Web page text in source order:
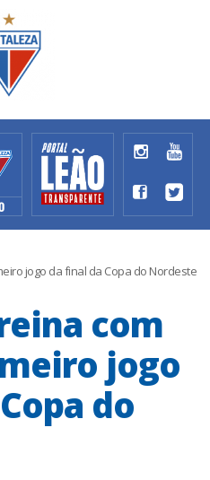
jogo da final da Copa do Nordeste
com
jogo
do